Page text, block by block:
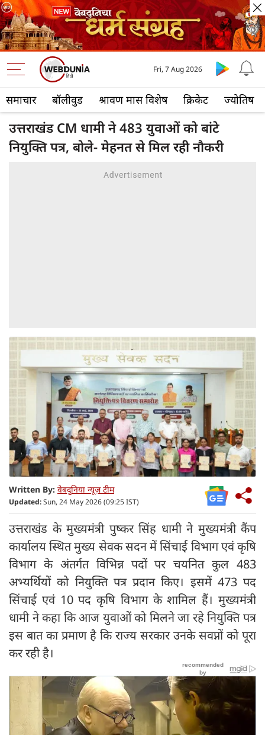
समाचार बॉलीवुड श्रावण मास विशेष क्रिकेट ज्योतिष
Fri, 7 Aug 2026
उत्तराखंड CM धामी ने 483 युवाओं को बांटे
नियुक्ति पत्र, बोले- मेहनत से मिल रही नौकरी
Written By: वेबदुनिया न्यूज़ टीम
Updated:Sun, 24 May 2026 (09:25 IST)
उत्तराखंड के मुख्यमंत्री पुष्कर सिंह धामी ने मुख्यमंत्री कैंप
कार्यालय स्थित मुख्य सेवक सदन में सिंचाई विभाग एवं कृषि
विभाग के अंतर्गत विभिन्न पदों पर चयनित कुल 483
अभ्यर्थियों को नियुक्ति पत्र प्रदान किए। इसमें 473 पद
सिंचाई एवं 10 पद कृषि विभाग के शामिल हैं। मुख्यमंत्री
धामी ने कहा कि आज युवाओं को मिलने जा रहे नियुक्ति पत्र
इस बात का प्रमाण है कि राज्य सरकार उनके सवप्नों को पूरा
कर रही है।